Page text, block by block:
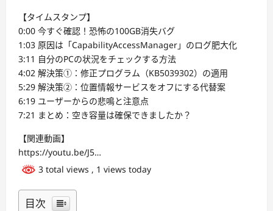
【タイムスタンプ】
0:00 今すぐ確認！恐怖の100GB消失バグ
1:03 原因は「CapabilityAccessManager」のログ肥大化
3:11 自分のPCの状況をチェックする方法
4:02 解決策①：修正プログラム（KB5039302）の適用
5:29 解決策②：位置情報サービスをオフにする代替案
6:19 ユーザーからの悲鳴と注意点
7:21 まとめ：空き容量は確保できましたか？
【関連動画】
https://youtu.be/J5…
3 total views , 1 views today
目次